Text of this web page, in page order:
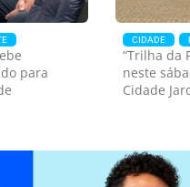
para
CIDADE
“Trilha da
neste
Cidade